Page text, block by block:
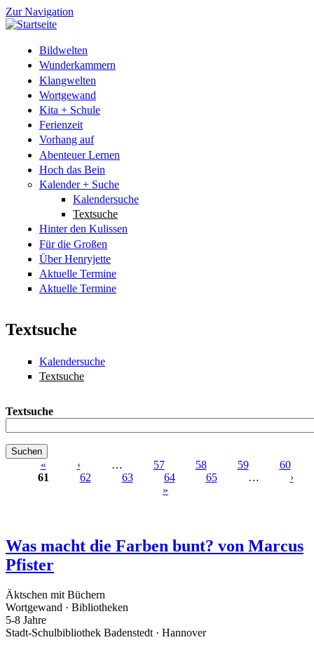
Zur Navigation
Bildwelten
Wunderkammern
Klangwelten
Wortgewand
Kita + Schule
Ferienzeit
Vorhang auf
Abenteuer Lernen
Hoch das Bein
Kalender + Suche
Kalendersuche
Textsuche
Hinter den Kulissen
Für die Großen
Über Henryjette
Aktuelle Termine
Aktuelle Termine
Textsuche
Kalendersuche
Textsuche
Textsuche
Seiten
« ‹ … 57 58 59
60
61
62 63 64 65 …
›
»
Was macht die Farben bunt? von Marcus
Pfister
Äktschen mit Büchern
Wortgewand · Bibliotheken
5-8 Jahre
Stadt-Schulbibliothek Badenstedt · Hannover